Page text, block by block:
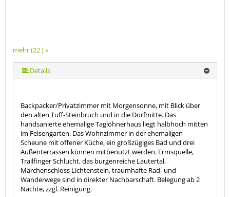
mehr (22 ) »
mehr (22 ) »
mehr (22 ) »
mehr (22 ) »
mehr (22 ) »
mehr (22 ) »
mehr (22 ) »
mehr (22 ) »
mehr (22 ) »
mehr (22 ) »
mehr (22 ) »
mehr (22 ) »
mehr (22 ) »
mehr (22 ) »
mehr (22 ) »
mehr (22 ) »
mehr (22 ) »
mehr (22 ) »
mehr (22 ) »
Details
Backpacker/Privatzimmer mit Morgensonne, mit Blick über
den alten Tuff-Steinbruch und in die Dorfmitte. Das
handsanierte ehemalige Taglöhnerhaus liegt halbhoch mitten
im Felsengarten. Das Wohnzimmer in der ehemaligen
Scheune mit offener Küche, ein großzügiges Bad und drei
Außenterrassen können mitbenutzt werden. Ermsquelle,
Trailfinger Schlucht, das burgenreiche Lautertal,
Märchenschloss Lichtenstein, traumhafte Rad- und
Wanderwege sind in direkter Nachbarschaft. Belegung ab 2
Nächte, zzgl. Reinigung.